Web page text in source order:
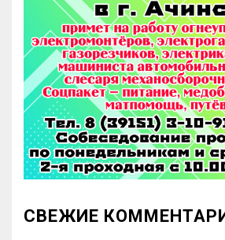
СВЕЖИЕ